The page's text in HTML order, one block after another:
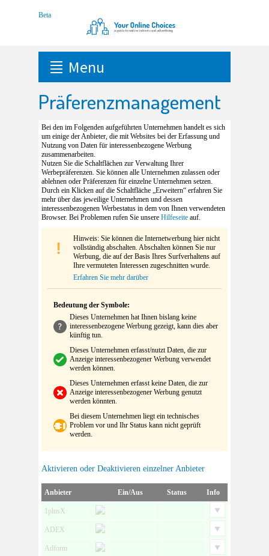
Menu
Präferenzmanagement
Bei den im Folgenden aufgeführten Unternehmen handelt es sich
um einige der Anbieter, die mit Websites bei der Erfassung und
Nutzung von Daten für interessenbezogene Werbung
zusammenarbeiten.
Nutzen Sie die Schaltflächen zur Verwaltung Ihrer
Werbepräferenzen. Sie können alle Unternehmen zulassen oder
ablehnen oder Präferenzen für einzelne Unternehmen setzen.
Durch ein Klicken auf die Schaltfläche „Erweitern“ erfahren Sie
mehr über das jeweilige Unternehmen und dessen
interessenbezogenen Werbestatus in dem von Ihnen verwendeten
Browser. Bei Problemen rufen Sie unsere Hilfeseite auf.
Hinweis: Sie können die Internetwerbung hier nicht
vollständig abschalten. Abschalten können Sie nur
Werbung, die auf der Basis Ihres Surfverhaltens auf
Ihre vermuteten Interessen zugeschnitten wurde.
Erfahren Sie mehr darüber
Bedeutung der Symbole:
Dieses Unternehmen hat Ihnen bislang keine
interessenbezogene Werbung gezeigt, kann dies aber
künftig tun.
Dieses Unternehmen erfasst/nutzt Daten, die zur
Anzeige interessenbezogener Werbung verwendet
werden können.
Dieses Unternehmen erfasst keine Daten, die zur
Anzeige interessenbezogener Werbung genutzt
werden könnten.
Bei diesem Unternehmen liegt ein technisches
Problem vor und Ihr Status kann nicht geprüft
werden.